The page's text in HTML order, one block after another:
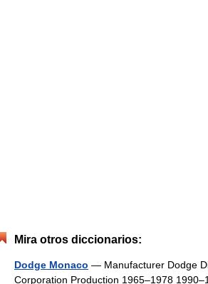
Mira otros diccionarios:
Dodge Monaco — Manufacturer Dodge
Corporation Production 1965–1978